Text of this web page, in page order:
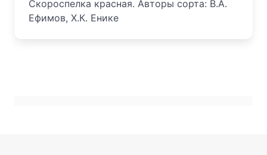
Скороспелка красная. Авторы сорта: В.А.
Ефимов, Х.К. Енике